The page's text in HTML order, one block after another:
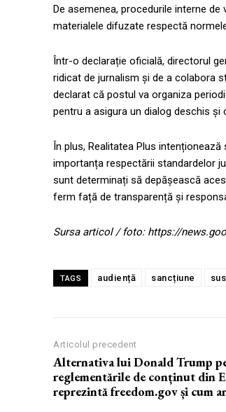
De asemenea, procedurile interne
materialele difuzate respectă
Într-o declarație oficială, directorul
ridicat de jurnalism și de a colabora
declarat că postul va organiza
pentru a asigura un dialog deschis și
În plus, Realitatea Plus
importanța respectării standardelor
sunt determinați să depășească
ferm față de transparență și
Sursa articol / foto: https://
TAGS audiență sancțiune
Articolul precedent
Alternativa lui Donald Trump
reglementările de conținut din
reprezintă freedom.gov și cum